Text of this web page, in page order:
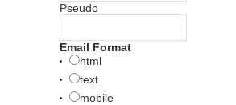
Pseudo
Email Format
html
text
mobile